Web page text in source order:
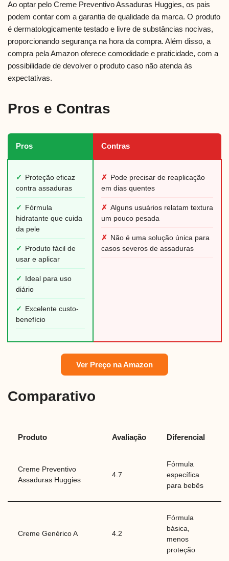
Ao optar pelo Creme Preventivo Assaduras Huggies, os pais
podem contar com a garantia de qualidade da marca. O produto
é dermatologicamente testado e livre de substâncias nocivas,
proporcionando segurança na hora da compra. Além disso, a
compra pela Amazon oferece comodidade e praticidade, com a
possibilidade de devolver o produto caso não atenda às
expectativas.
Pros e Contras
Pros Contras
✓
Proteção eficaz
contra assaduras
✓
Fórmula
hidratante que cuida
da pele
✓
Produto fácil de
usar e aplicar
✓
Ideal para uso
diário
✓
Excelente custo-
benefício
✗ Pode precisar de reaplicação
em dias quentes
✗ Alguns usuários relatam textura
um pouco pesada
✗ Não é uma solução única para
casos severos de assaduras
Ver Preço na Amazon
Comparativo
Produto Avaliação Diferencial
Creme Preventivo
Assaduras Huggies
4.7
Fórmula
específica
para bebês
Creme Genérico A 4.2
Fórmula
básica,
menos
proteção